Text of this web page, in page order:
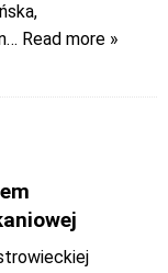
… Read more »